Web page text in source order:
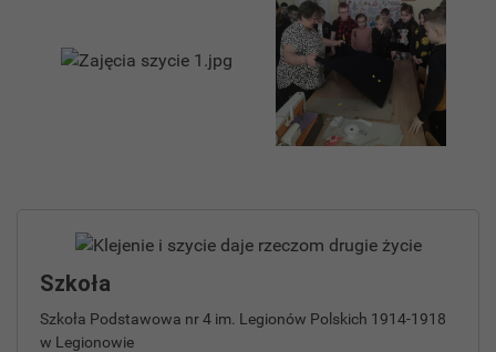
Szkoła
Szkoła Podstawowa nr 4 im. Legionów Polskich 1914-1918
w Legionowie